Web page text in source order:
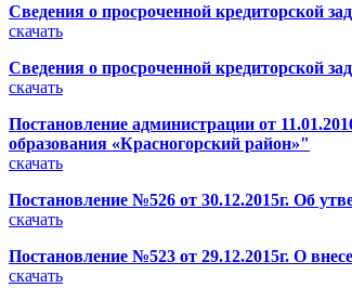
Сведения о просроченной кредиторской
скачать
Сведения о просроченной кредиторской
скачать
Постановление администрации от
образования «Красногорский район»"
скачать
Постановление №526 от 30.12.2015г. Об
скачать
Постановление №523 от 29.12.2015г. О
скачать